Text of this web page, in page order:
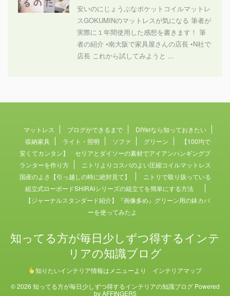
安いのにじょうぶなポケットコイルマットレ
スGOKUMINのマットレスが気になる 筆者が
実際に１年間使用した感想を書きます！ 筆
者の紹介 •南大阪で家具屋さんの店長 •N社で
店長 これから試してみようと ...
マットレス ブログができるまで
DIYerなら知っておきたい
収納家具
ライト・照明 ソファ グリーン
【100均で
安くてカンタン】 セリアとダイソーの素材でアイアンハンギングプ
ランターを作り方
ニトリよりコスパのよい圧縮コイルマットレス
国産のよさ【引っ越しの時に絶対見て】
ニトリで取り扱っている
組立式ローボードSHIRAIシリーズの組立てを簡単にする方法
【ジャーナルスタンダード紹介】『画像多め』グリーン用の鉢カバ
ーを使ってみたよ
知ってる方が毎日少しずつ得するインテ
リアの知識ブログ
知りたいインテリア情報はメニューより インテリアマップ
© 2026 知ってる方が毎日少しずつ得するインテリアの知識ブログ Powered
byAFFINGER5